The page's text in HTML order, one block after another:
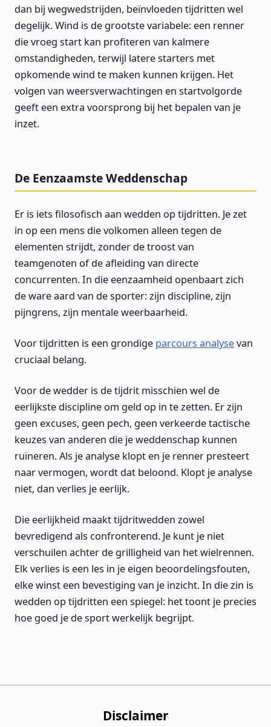
dan bij wegwedstrijden, beïnvloeden tijdritten wel
degelijk. Wind is de grootste variabele: een renner
die vroeg start kan profiteren van kalmere
omstandigheden, terwijl latere starters met
opkomende wind te maken kunnen krijgen. Het
volgen van weersverwachtingen en startvolgorde
geeft een extra voorsprong bij het bepalen van je
inzet.
De Eenzaamste Weddenschap
Er is iets filosofisch aan wedden op tijdritten. Je zet
in op een mens die volkomen alleen tegen de
elementen strijdt, zonder de troost van
teamgenoten of de afleiding van directe
concurrenten. In die eenzaamheid openbaart zich
de ware aard van de sporter: zijn discipline, zijn
pijngrens, zijn mentale weerbaarheid.
Voor tijdritten is een grondige parcours analysevan
cruciaal belang.
Voor de wedder is de tijdrit misschien wel de
eerlijkste discipline om geld op in te zetten. Er zijn
geen excuses, geen pech, geen verkeerde tactische
keuzes van anderen die je weddenschap kunnen
ruïneren. Als je analyse klopt en je renner presteert
naar vermogen, wordt dat beloond. Klopt je analyse
niet, dan verlies je eerlijk.
Die eerlijkheid maakt tijdritwedden zowel
bevredigend als confronterend. Je kunt je niet
verschuilen achter de grilligheid van het wielrennen.
Elk verlies is een les in je eigen beoordelingsfouten,
elke winst een bevestiging van je inzicht. In die zin is
wedden op tijdritten een spiegel: het toont je precies
hoe goed je de sport werkelijk begrijpt.
Disclaimer